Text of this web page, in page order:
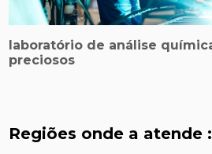
laboratório de análise
preciosos
Regiões onde a atende :